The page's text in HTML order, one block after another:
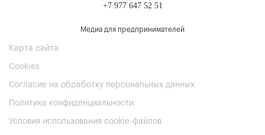
+7 977 647 52 51
Медиа для предпринимателей
Карта сайта
Cookies
Согласие на обработку персональных данных
Политика конфиденциальности
Условия использования cookie-файлов